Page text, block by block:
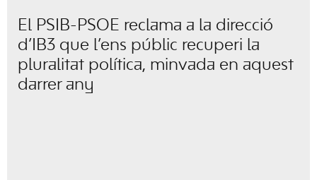
El PSIB-PSOE reclama a la direcció
d’IB3 que l’ens públic recuperi la
pluralitat política, minvada en aquest
darrer any